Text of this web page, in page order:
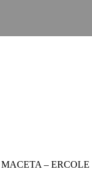
MACETA –